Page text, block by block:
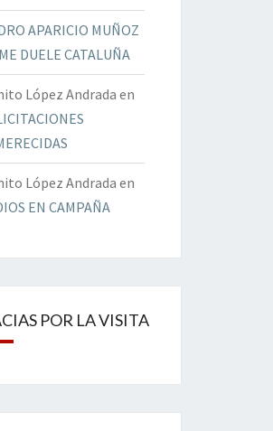
APARICIO MUÑOZ
ME DUELE CATALUÑA
López Andrada en
López Andrada en
EN CAMPAÑA
POR LA VISITA